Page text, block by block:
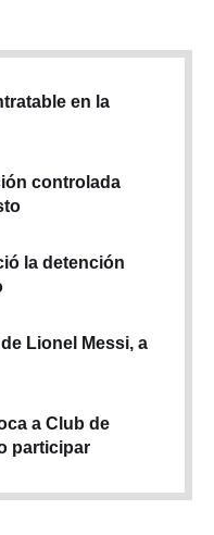
en la
controlada
la detención
Lionel Messi, a
a Club de
participar